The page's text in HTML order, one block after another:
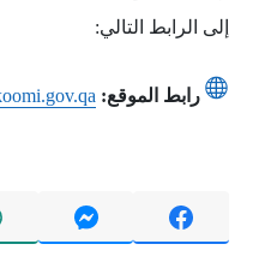
إلى الرابط التالي:
رابط الموقع: